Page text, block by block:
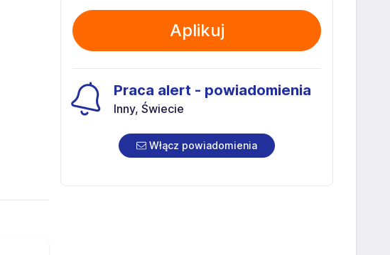
Aplikuj
Praca alert - powiadomienia
Inny, Świecie
Włącz powiadomienia